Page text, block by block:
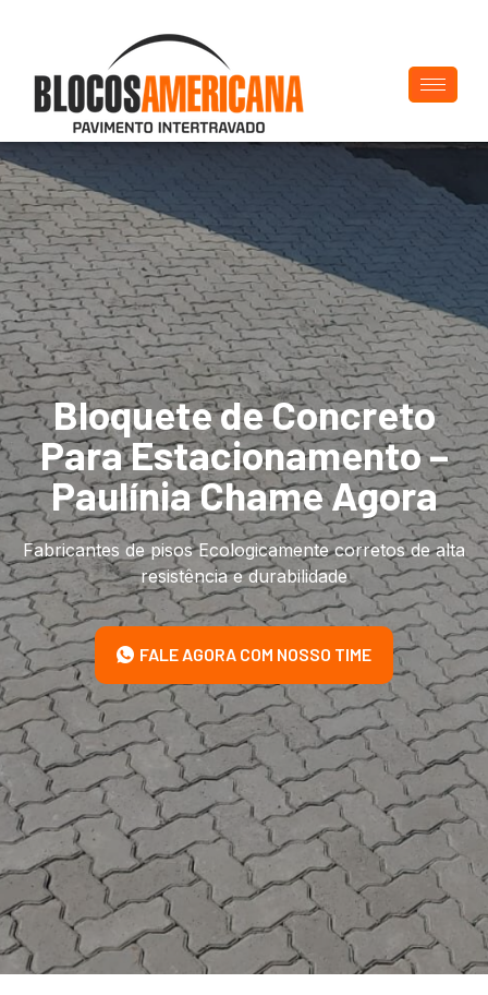
Bloquete de Concreto
Para Estacionamento –
Paulínia Chame Agora
Fabricantes de pisos Ecologicamente corretos de alta
resistência e durabilidade
FALE AGORA COM NOSSO TIME